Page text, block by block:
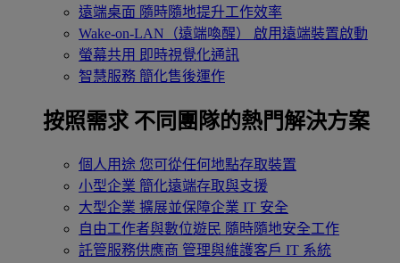
遠端桌面 隨時隨地提升工作效率
Wake-on-LAN（遠端喚醒）
啟用遠端裝置啟動
螢幕共用 即時視覺化通訊
智慧服務 簡化售後運作
按照需求 不同團隊的熱門解決方案
個人用途 您可從任何地點存取裝置
小型企業 簡化遠端存取與支援
大型企業 擴展並保障企業 IT 安全
自由工作者與數位遊民 隨時隨地安全工作
託管服務供應商 管理與維護客戶 IT 系統